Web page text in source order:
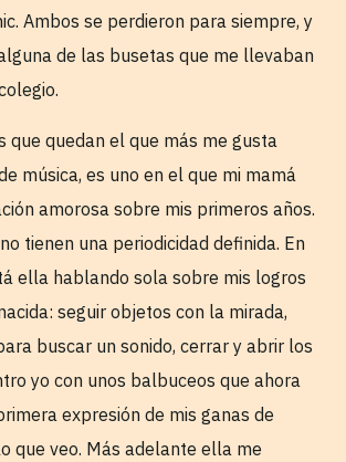
Ambos se perdieron para siempre, y
de las busetas que me llevaban
que quedan el que más me gusta
música, es uno en el que mi mamá
amorosa sobre mis primeros años.
tienen una periodicidad definida. En
ella hablando sola sobre mis logros
seguir objetos con la mirada,
buscar un sonido, cerrar y abrir los
yo con unos balbuceos que ahora
expresión de mis ganas de
que veo. Más adelante ella me